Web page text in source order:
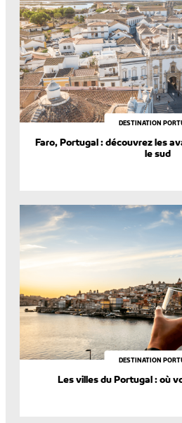
DESTINATION
Faro, Portugal : découvrez les
le sud
DESTINATION
Les villes du Portugal : où